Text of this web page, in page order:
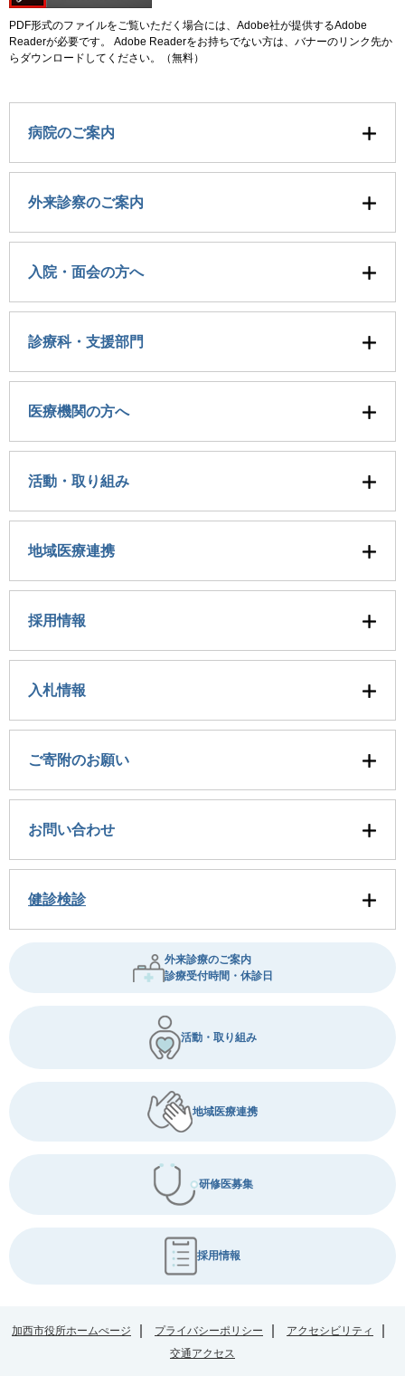
PDF形式のファイルをご覧いただく場合には、Adobe社が提供するAdobe
Readerが必要です。
Adobe Readerをお持ちでない方は、バナーのリンク先か
らダウンロードしてください。（無料）
病院のご案内
外来診察のご案内
入院・面会の方へ
診療科・支援部門
医療機関の方へ
活動・取り組み
地域医療連携
採用情報
入札情報
ご寄附のお願い
お問い合わせ
健診検診
外来診療のご案内
診療受付時間・休診日
活動・取り組み
地域医療連携
研修医募集
採用情報
加西市役所ホームぺージ プライバシーポリシー
アクセシビリティ
交通アクセス